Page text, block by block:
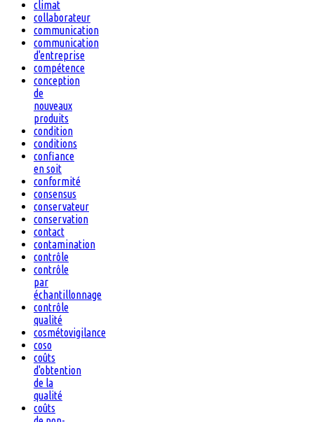
climat
collaborateur
communication
communication
d'entreprise
compétence
conception
de
nouveaux
produits
condition
conditions
confiance
en soit
conformité
consensus
conservateur
conservation
contact
contamination
contrôle
contrôle
par
échantillonnage
contrôle
qualité
cosmétovigilance
coso
coûts
d'obtention
de la
qualité
coûts